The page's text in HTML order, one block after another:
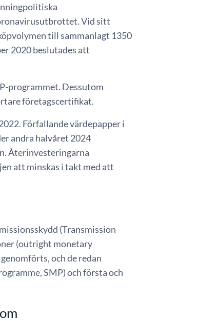
Vid sitt
till sammanlagt 1350
2020 beslutades att
programmet. Dessutom
företagscertifikat.
Förfallande värdepapper i
andra halvåret 2024
Återinvesteringarna
att minskas i takt med att
(Transmission
(outright monetary
och de redan
SMP) och första och